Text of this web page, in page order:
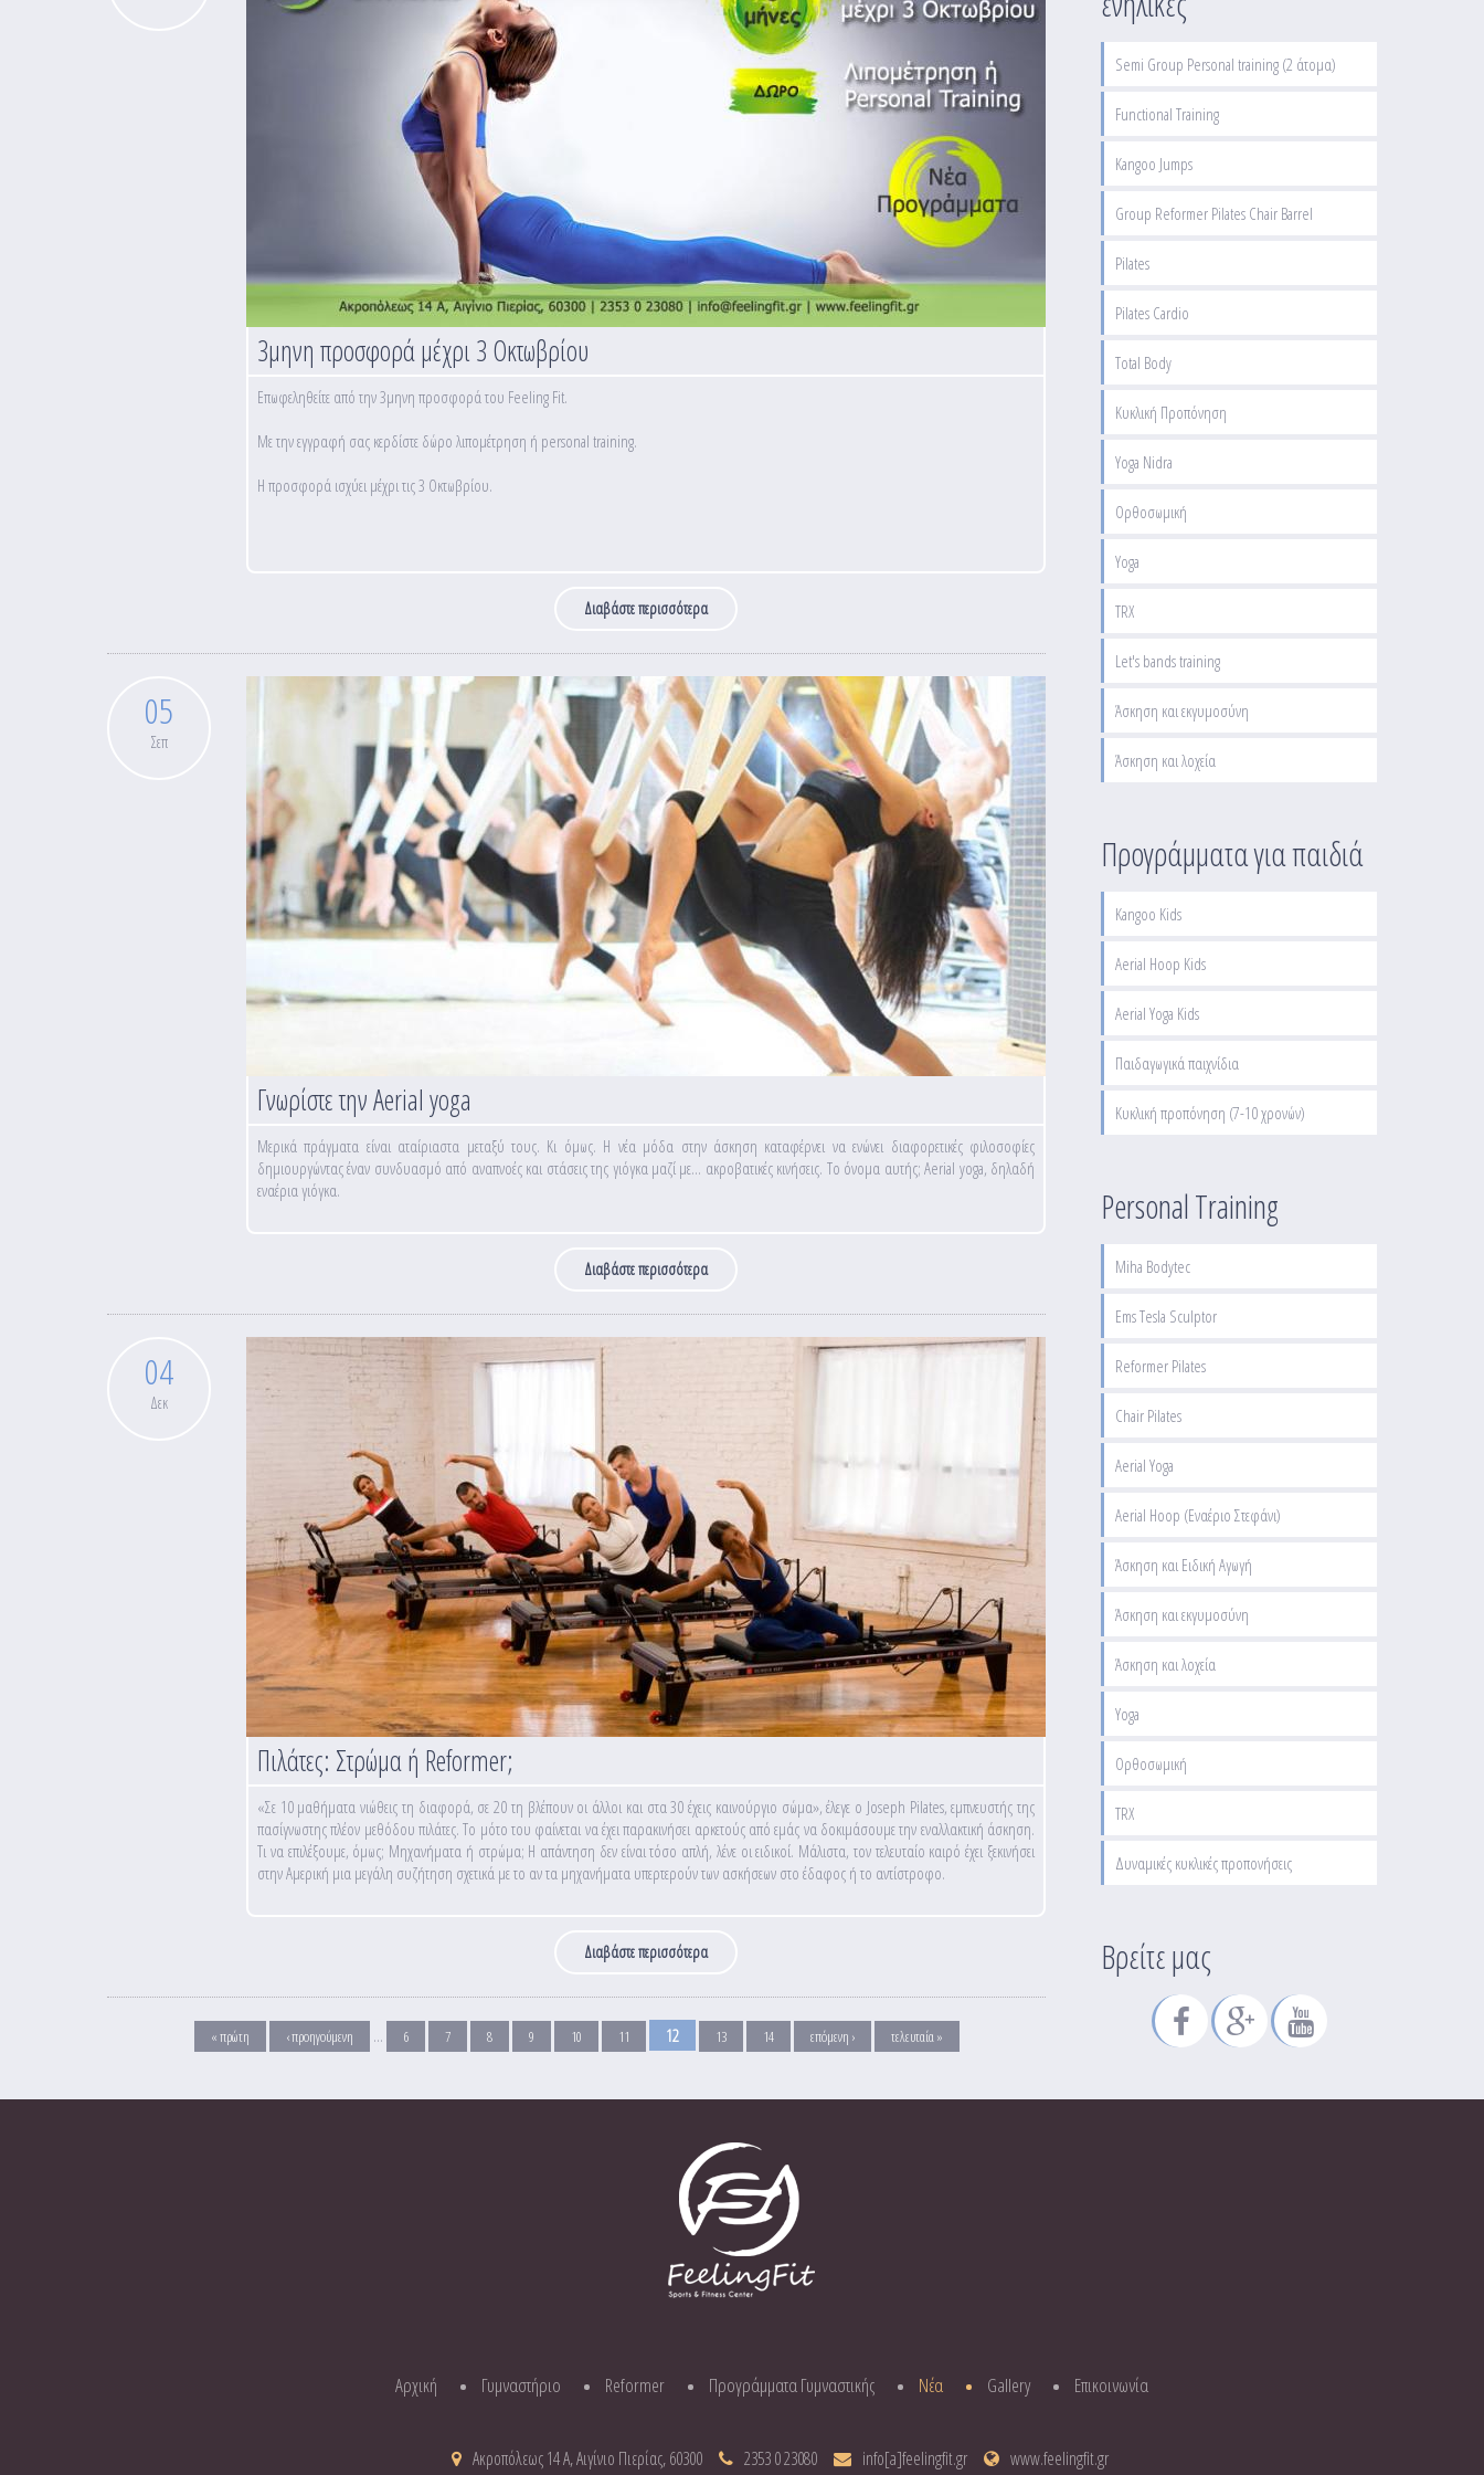
3μηνη προσφορά μέχρι 3 Οκτωβρίου
Επωφεληθείτε από την 3μηνη προσφορά του Feeling Fit.
Με την εγγραφή σας κερδίστε δώρο λιπομέτρηση ή personal training.
Η προσφορά ισχύει μέχρι τις 3 Οκτωβρίου.
Διαβάστε περισσότεραγια 3μηνη προσφορά μέχρι 3 Οκτωβρίου
05
Σεπ
Γνωρίστε την Aerial yoga
Μερικά πράγματα είναι αταίριαστα μεταξύ τους. Κι όμως. Η νέα μόδα στην άσκηση καταφέρνει να ενώνει διαφορετικές φιλοσοφίες
δημιουργώντας έναν συνδυασμό από αναπνοές και στάσεις της γιόγκα μαζί με... ακροβατικές κινήσεις. Το όνομα αυτής; Aerial yoga, δηλαδή
εναέρια γιόγκα.
Διαβάστε περισσότεραγια Γνωρίστε την Aerial yoga
04
Δεκ
Πιλάτες: Στρώμα ή Reformer;
«Σε 10 μαθήματα νιώθεις τη διαφορά, σε 20 τη βλέπουν οι άλλοι και στα 30 έχεις καινούργιο σώμα», έλεγε ο Joseph Pilates, εμπνευστής της
πασίγνωστης πλέον μεθόδου πιλάτες. Το μότο του φαίνεται να έχει παρακινήσει αρκετούς από εμάς να δοκιμάσουμε την εναλλακτική άσκηση.
Τι να επιλέξουμε, όμως; Μηχανήματα ή στρώμα; Η απάντηση δεν είναι τόσο απλή, λένε οι ειδικοί. Μάλιστα, τον τελευταίο καιρό έχει ξεκινήσει
στην Αμερική μια μεγάλη συζήτηση σχετικά με το αν τα μηχανήματα υπερτερούν των ασκήσεων στο έδαφος ή το αντίστροφο.
Διαβάστε περισσότεραγια Πιλάτες: Στρώμα ή Reformer;
« πρώτη ‹ προηγούμενη … 6 7 8 9 10 11 12 13 14 επόμενη › τελευταία »
Semi Group Personal training (2 άτομα)
Functional Training
Kangoo Jumps
Group Reformer Pilates Chair Barrel
Pilates
Pilates Cardio
Total Body
Κυκλική Προπόνηση
Yoga Nidra
Ορθοσωμική
Yoga
TRX
Let's bands training
Άσκηση και εκγυμοσύνη
Άσκηση και λοχεία
Προγράμματα για παιδιά
Kangoo Kids
Aerial Hoop Kids
Aerial Yoga Kids
Παιδαγωγικά παιχνίδια
Κυκλική προπόνηση (7-10 χρονών)
Personal Training
Miha Bodytec
Ems Tesla Sculptor
Reformer Pilates
Chair Pilates
Aerial Yoga
Aerial Hoop (Εναέριο Στεφάνι)
Άσκηση και Ειδική Αγωγή
Άσκηση και εκγυμοσύνη
Άσκηση και λοχεία
Yoga
Ορθοσωμική
TRX
Δυναμικές κυκλικές προπονήσεις
Βρείτε μας
Αρχική Γυμναστήριο Reformer Προγράμματα Γυμναστικής Νέα Gallery Επικοινωνία
Ακροπόλεως 14 Α, Αιγίνιο Πιερίας, 60300 2353 0 23080 info[a]feelingfit.gr www.feelingfit.gr